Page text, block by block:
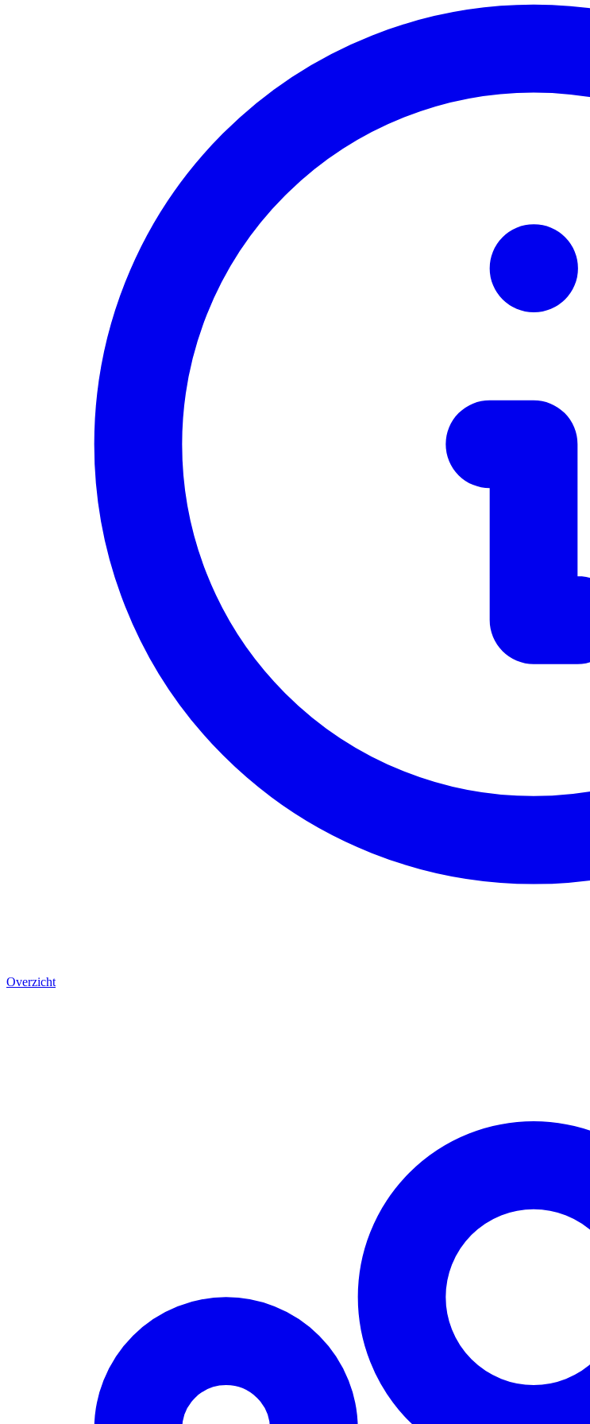
Overzicht